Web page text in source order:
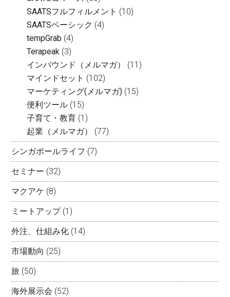
SAATSフルフィルメント (10)
SAATSベーシック (4)
tempGrab (4)
Terapeak (3)
インバウンド（メルマガ）
(11)
マインドセット (102)
マーケティング(メルマガ) (15)
便利ツール (15)
子育て・教育 (1)
起業（メルマガ）
(77)
シンガポールライフ (7)
セミナー (32)
マクアケ (8)
ミートアップ(1)
外注、仕組み化 (14)
市場動向 (25)
旅 (50)
海外展示会 (52)